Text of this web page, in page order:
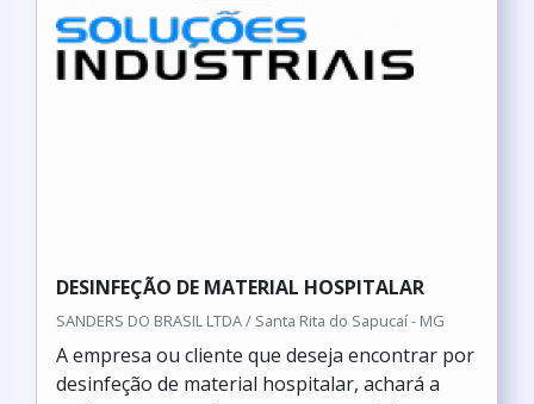
DESINFEÇÃO DE MATERIAL HOSPITALAR
SANDERS DO BRASIL LTDA / Santa Rita do Sapucaí - MG
A empresa ou cliente que deseja encontrar por
desinfeção de material hospitalar, achará a